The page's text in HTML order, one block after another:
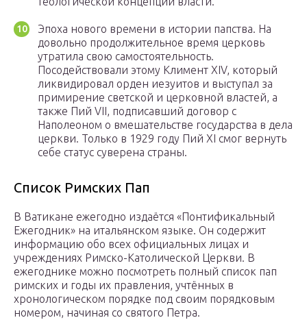
Эпоха нового времени в истории папства. На
довольно продолжительное время церковь
утратила свою самостоятельность.
Посодействовали этому Климент XIV, который
ликвидировал орден иезуитов и выступал за
примирение светской и церковной властей, а
также Пий VII, подписавший договор с
Наполеоном о вмешательстве государства в дела
церкви. Только в 1929 году Пий XI смог вернуть
себе статус суверена страны.
Список Римских Пап
В Ватикане ежегодно издаётся «Понтификальный
Ежегодник» на итальянском языке. Он содержит
информацию обо всех официальных лицах и
учреждениях Римско-Католической Церкви. В
ежегоднике можно посмотреть полный список пап
римских и годы их правления, учтённых в
хронологическом порядке под своим порядковым
номером, начиная со святого Петра.